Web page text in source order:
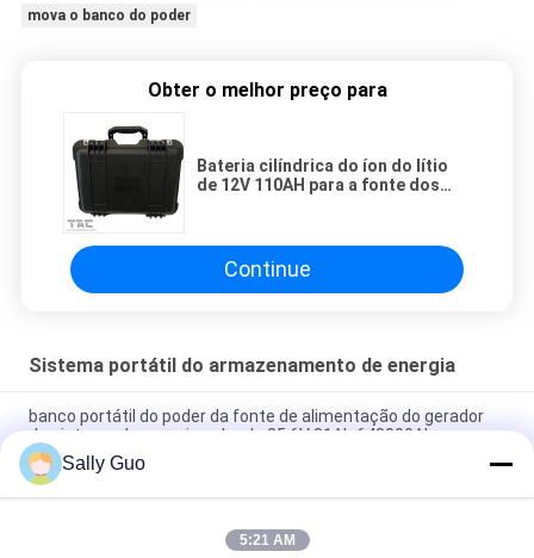
mova o banco do poder
Obter o melhor preço para
Bateria cilíndrica do íon do lítio
de 12V 110AH para a fonte dos
Continue
Sistema portátil do armazenamento de energia
banco portátil do poder da fonte de alimentação do gerador
do sistema de energia solar de 25.6V 81Ah 648000Ah
Bateria de lítio portátil exterior do sistema 2000W 3.7V do
armazenamento de energia
sistema portátil 3.7V 45Ah do armazenamento de energia
Sally Guo
5:21 AM